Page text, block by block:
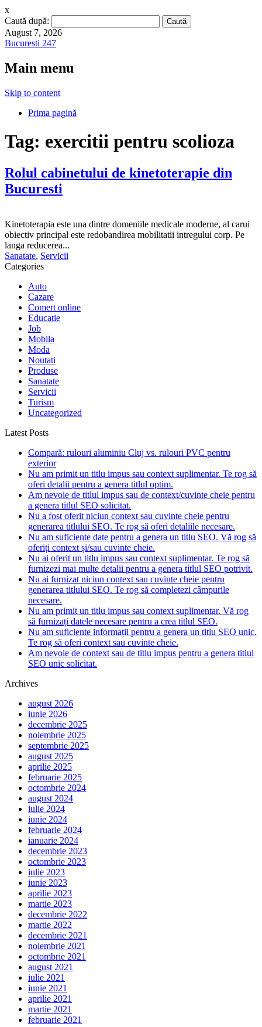
x
Caută după:
August 7, 2026
Bucuresti 247
Main menu
Skip to content
Prima pagină
Tag: exercitii pentru scolioza
Rolul cabinetului de kinetoterapie din
Bucuresti
Kinetoterapia este una dintre domeniile medicale moderne, al carui
obiectiv principal este redobandirea mobilitatii intregului corp. Pe
langa reducerea...
Sanatate, Servicii
Categories
Auto
Cazare
Comert online
Educatie
Job
Mobila
Moda
Noutati
Produse
Sanatate
Servicii
Turism
Uncategorized
Latest Posts
Compară: rulouri aluminiu Cluj vs. rulouri PVC pentru
exterior
Nu am primit un titlu impus sau context suplimentar. Te rog să
oferi detalii pentru a genera titlul optim.
Am nevoie de titlul impus sau de context/cuvinte cheie pentru
a genera titlul SEO solicitat.
Nu a fost oferit niciun context sau cuvinte cheie pentru
generarea titlului SEO. Te rog să oferi detaliile necesare.
Nu am suficiente date pentru a genera un titlu SEO. Vă rog să
oferiți context și/sau cuvinte cheie.
Nu ai oferit un titlu impus sau context suplimentar. Te rog să
furnizezi mai multe detalii pentru a genera titlul SEO potrivit.
Nu ai furnizat niciun context sau cuvinte cheie pentru
generarea titlului SEO. Te rog să completezi câmpurile
necesare.
Nu am primit un titlu impus sau context suplimentar. Vă rog
să furnizați datele necesare pentru a crea titlul SEO.
Nu am suficiente informații pentru a genera un titlu SEO unic.
Te rog să oferi context sau cuvinte cheie.
Am nevoie de context sau de titlu impus pentru a genera titlul
SEO unic solicitat.
Archives
august 2026
iunie 2026
decembrie 2025
noiembrie 2025
septembrie 2025
august 2025
aprilie 2025
februarie 2025
octombrie 2024
august 2024
iulie 2024
iunie 2024
februarie 2024
ianuarie 2024
decembrie 2023
octombrie 2023
iulie 2023
iunie 2023
aprilie 2023
martie 2023
decembrie 2022
martie 2022
decembrie 2021
noiembrie 2021
octombrie 2021
august 2021
iulie 2021
iunie 2021
aprilie 2021
martie 2021
februarie 2021